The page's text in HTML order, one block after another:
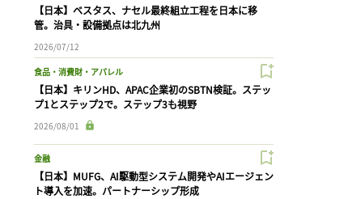
【日本】ベスタス、ナセル最終組立工程を日本に移
管。治具・設備拠点は北九州
2026/07/12
食品・消費財・アパレル
【日本】キリンHD、APAC企業初のSBTN検証。ステッ
プ1とステップ2で。ステップ3も視野
2026/08/01
金融
【日本】MUFG、AI駆動型システム開発やAIエージェン
ト導入を加速。パートナーシップ形成